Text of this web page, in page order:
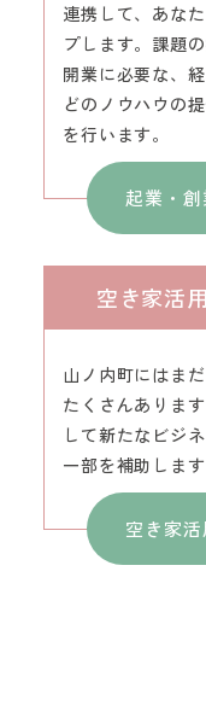
連携して、あな
プします。課題
開業に必要な、
どのノウハウの
を行います。
起業・
空き家活
山ノ内町にはま
たくさんありま
して新たなビジ
一部を補助します
空き家